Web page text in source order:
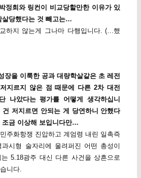
정희와 링컨이 비교당할만한 이유가 있
살당했다는 것 빼고는…
하지 않는게 그나마 다행입니다. (…했
장을 이룩한 공과 대량학살같은 초 레전
지르지 않은 점 때문에 다른 2차 대전
나았다는 평가를 어떻게 생각하십니
저지르면 안되는 게 당연하니 안했다
조금 이상해 보입니다만…
주화항쟁 진압하고 계엄령 내린 일촉즉
시형 술자리에 울려퍼진 어떤 총성이
5.18광주 대신 다른 사건을 상흔으로
니다.